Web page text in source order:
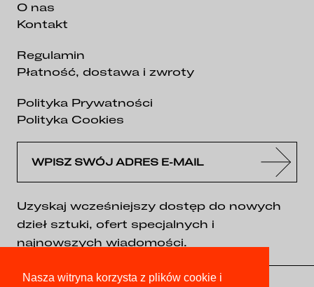
Nasza witryna korzysta z plików cookie i
O nas
Kontakt
Regulamin
Płatność, dostawa i zwroty
Polityka Prywatności
Polityka Cookies
Uzyskaj wcześniejszy dostęp do nowych
dzieł sztuki, ofert specjalnych i
najnowszych wiadomości.